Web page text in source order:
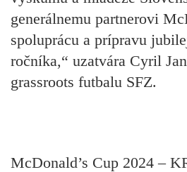
generálnemu partnerovi
spoluprácu a prípravu
ročníka,“ uzatvára Cyril
grassroots futbalu SFZ.
McDonald’s Cup 2024 –